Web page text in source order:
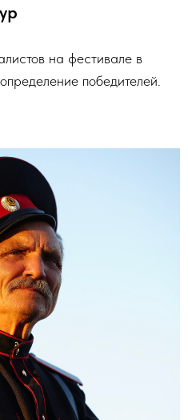
на фестивале в
победителей.